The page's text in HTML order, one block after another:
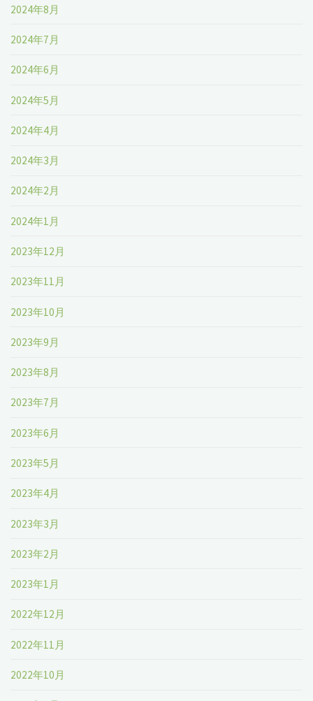
2024年8月
2024年7月
2024年6月
2024年5月
2024年4月
2024年3月
2024年2月
2024年1月
2023年12月
2023年11月
2023年10月
2023年9月
2023年8月
2023年7月
2023年6月
2023年5月
2023年4月
2023年3月
2023年2月
2023年1月
2022年12月
2022年11月
2022年10月